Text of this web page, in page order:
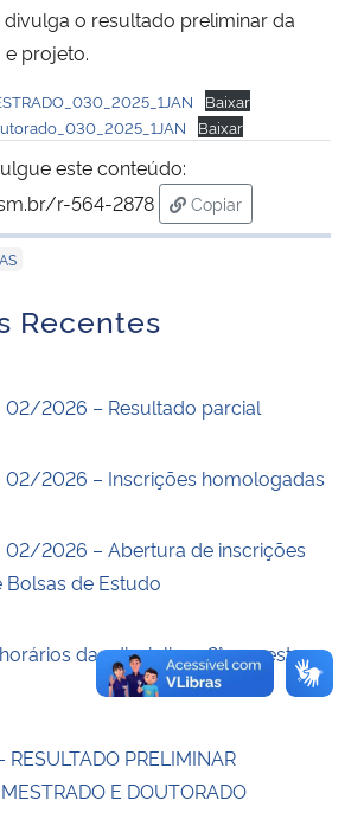
Inovações e Comunicações
Regional
e dos Direitos Humanos
o resultado preliminar da
projeto.
Baixar
Baixar
este conteúdo:
r-564-2878
Copiar
para área de
Recentes
02/2026 – Resultado parcial
02/2026 – Inscrições homologadas
02/2026 – Abertura de inscrições
de Estudo
das disciplinas 2° semestre
PRELIMINAR
E DOUTORADO